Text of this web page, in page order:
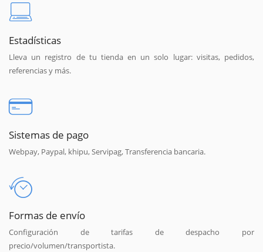
Estadísticas
Lleva un registro de tu tienda en un solo lugar: visitas, pedidos,
referencias y más.
Sistemas de pago
Webpay, Paypal, khipu, Servipag, Transferencia bancaria.
Formas de envío
Configuración de tarifas de despacho por
precio/volumen/transportista.